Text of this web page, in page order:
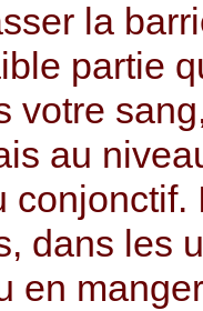
la
partie
votre
au
conjonctif.
dans les
en